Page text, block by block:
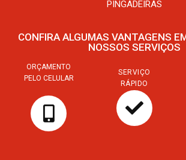
PINGADEIRAS
CONFIRA ALGUMAS VANTAGENS
NOSSOS SERVIÇOS
ORÇAMENTO
PELO CELULAR
SERVIÇO
RÁPIDO